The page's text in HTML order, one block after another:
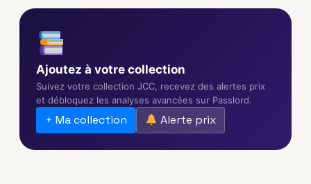
Ajoutez à votre collection
Suivez votre collection JCC, recevez des alertes prix
et débloquez les analyses avancées sur Passlord.
+ Ma collection Alerte prix